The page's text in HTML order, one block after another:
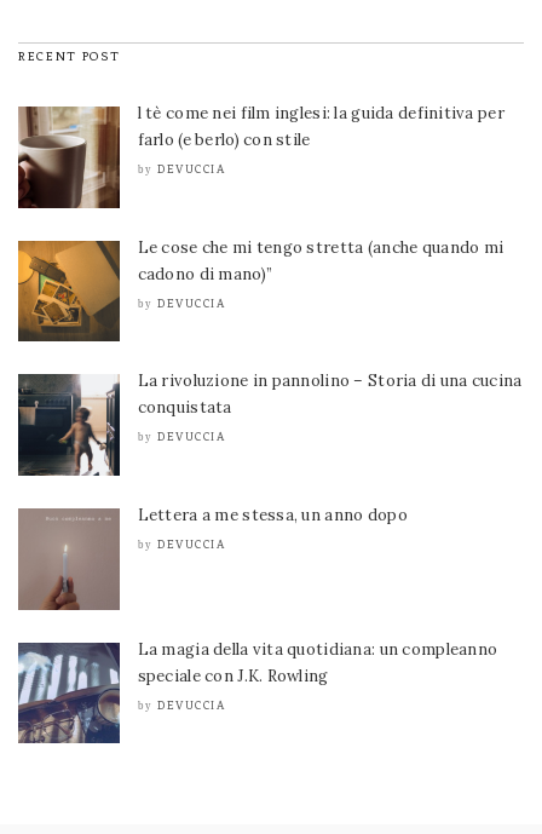
RECENT POST
l tè come nei film inglesi: la guida definitiva per
farlo (e berlo) con stile
by DEVUCCIA
Le cose che mi tengo stretta (anche quando mi
cadono di mano)”
by DEVUCCIA
La rivoluzione in pannolino – Storia di una cucina
conquistata
by DEVUCCIA
Lettera a me stessa, un anno dopo
by DEVUCCIA
La magia della vita quotidiana: un compleanno
speciale con J.K. Rowling
by DEVUCCIA